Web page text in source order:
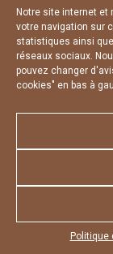
Notre site internet
votre navigation sur
statistiques ainsi
réseaux sociaux.
pouvez changer
cookies" en bas à
Politique
Appuyez sur le
CHARTE DE